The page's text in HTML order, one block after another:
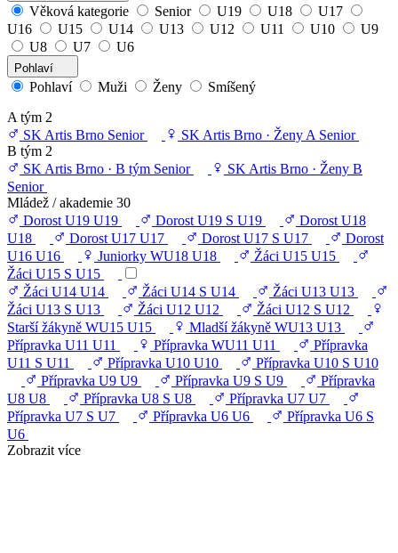
Věková kategorie Senior U19 U18
U17
U16
U15 U14 U13 U12 U11 U10
U9
U8
U7 U6
Pohlaví
Pohlaví Muži Ženy
Smíšený
A tým 2
SK Artis Brno Senior SK Artis Brno · Ženy A Senior
B tým 2
SK Artis Brno · B tým Senior
SK Artis Brno · Ženy B
Senior
Mládež / akademie 30
Dorost U19 U19 Dorost U19 S U19
Dorost U18
U18
Dorost U17 U17 Dorost U17 S U17
Dorost
U16 U16 Juniorky WU18 U18 Žáci U15 U15
Žáci U15 S U15
Žáci U14 U14 Žáci U14 S U14 Žáci U13 U13
Žáci U13 S U13 Žáci U12 U12 Žáci U12 S U12
Starší žákyně WU15 U15 Mladší žákyně WU13 U13
Přípravka U11 U11 Přípravka WU11 U11
Přípravka
U11 S U11 Přípravka U10 U10 Přípravka U10 S U10
Přípravka U9 U9 Přípravka U9 S U9
Přípravka
U8 U8 Přípravka U8 S U8 Přípravka U7 U7
Přípravka U7 S U7 Přípravka U6 U6
Přípravka U6 S
U6
Zobrazit více